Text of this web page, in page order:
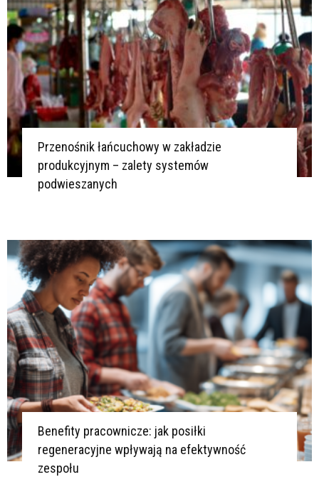
Przenośnik łańcuchowy w zakładzie
produkcyjnym – zalety systemów
podwieszanych
Benefity pracownicze: jak posiłki
regeneracyjne wpływają na efektywność
zespołu